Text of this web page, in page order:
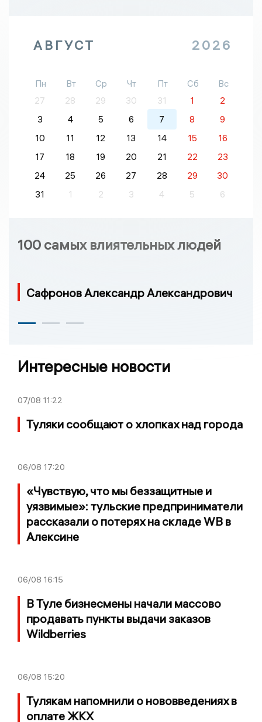
АВГУСТ 2026
Пн Вт Ср Чт Пт Сб
Вс
27
28 29 30 31 1
2
3
4 5 6 7 8
9
10
11 12 13 14 15
16
17
18 19 20 21 22
23
24
25 26 27 28 29
30
31
1 2 3 4 5 6
100 самых влиятельных людей
Сафронов Александр Александрович
Интересные новости
07/08 11:22
Туляки сообщают о хлопках над города
06/08 17:20
«Чувствую, что мы беззащитные и
уязвимые»: тульские предприниматели
рассказали о потерях на складе WB в
Алексине
06/08 16:15
В Туле бизнесмены начали массово
продавать пункты выдачи заказов
Wildberries
06/08 15:20
Тулякам напомнили о нововведениях в
оплате ЖКХ